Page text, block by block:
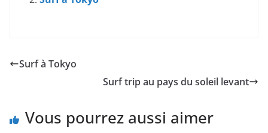
Surf à Tokyo
Surf trip au pays du soleil levant
Vous pourrez aussi aimer